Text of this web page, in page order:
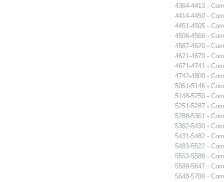
4364-4413 -
4414-4450 -
4451-4505 -
4506-4566 -
4567-4620 -
4621-4670 -
4671-4741 -
4742-4800 -
5061-5146 -
5148-5250 -
5251-5287 -
5288-5361 -
5362-5430 -
5431-5482 -
5483-5522 -
5553-5588 -
5589-5647 -
5648-5700 -